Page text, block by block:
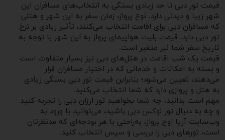
قیمت تور دبی تا حد زیادی بستگی به انتخاب‌های مسافران این
شهر زیبا و دیدنی دارد. نوع پرواز، زمان سفر به این شهر و هتلی
که مسافران دبی برای اقامت انتخاب می‌کنند، تأثیر زیادی بر نرخ
تور دبی دارد. قیمت بلیت هواپیمای پرواز به این شهر با توجه به
تاریخ سفر شما نیز متغیر است.
قیمت یک شب اقامت در هتل‌های دبی نیز بسیار متفاوت است
و بسته به امکانات و خدماتی که در اختیار مسافران قرار
می‌دهند، تعیین می‌شود؛ بنابراین قیمت تور دبی بستگی زیادی
به هتل و پروازی دارد که شما انتخاب می‌کنید.
مهم است بدانید، چه شما بخواهید تور ارزان دبی را تجربه کنید
و چه به دنبال تور لوکس دبی باشید، می‌توانید با ورود به
وب‌سایت آریا اوج پرواز، به‌راحتی با هر بودجه‌ای که مدنظرتان
است، تورهای دبی را بررسی و سپس انتخاب کنید.